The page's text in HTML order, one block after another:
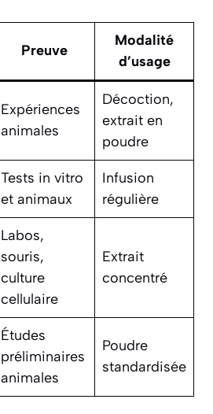
Preuve
Modalité
d’usage
Expériences
animales
Décoction,
extrait en
poudre
Tests in vitro
et animaux
Infusion
régulière
Labos,
souris,
culture
cellulaire
Extrait
concentré
Études
préliminaires
animales
Poudre
standardisée